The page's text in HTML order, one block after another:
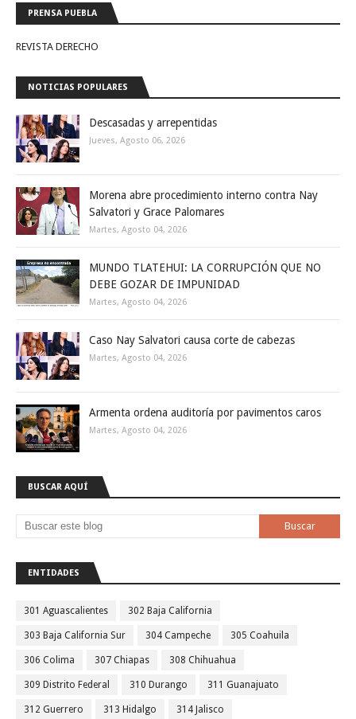
PRENSA PUEBLA
REVISTA DERECHO
NOTICIAS POPULARES
Descasadas y arrepentidas
Jueves, Agosto 06, 2026
Morena abre procedimiento interno contra Nay
Salvatori y Grace Palomares
Martes, Agosto 04, 2026
MUNDO TLATEHUI: LA CORRUPCIÓN QUE NO
DEBE GOZAR DE IMPUNIDAD
Martes, Agosto 04, 2026
Caso Nay Salvatori causa corte de cabezas
Martes, Agosto 04, 2026
Armenta ordena auditoría por pavimentos caros
Martes, Agosto 04, 2026
BUSCAR AQUÍ
ENTIDADES
301 Aguascalientes 302 Baja California
303 Baja California Sur 304 Campeche 305 Coahuila
306 Colima 307 Chiapas 308 Chihuahua
309 Distrito Federal 310 Durango 311 Guanajuato
312 Guerrero 313 Hidalgo 314 Jalisco